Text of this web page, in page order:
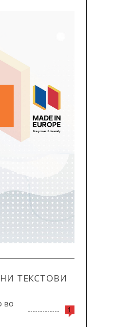
ТЕКСТОВИ
1
во